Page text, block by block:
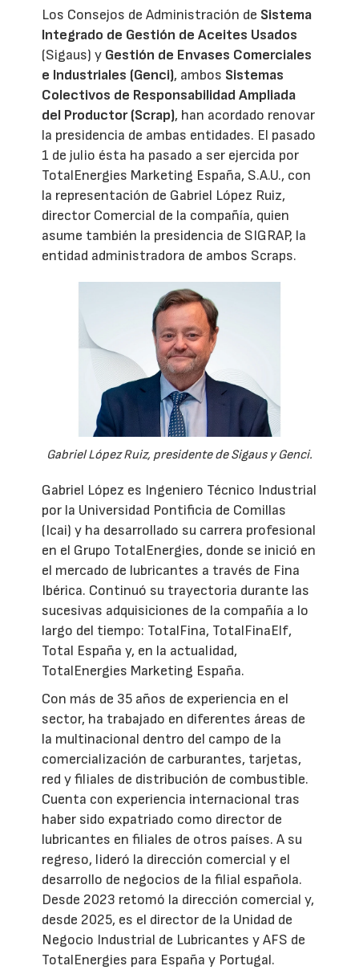
Los Consejos de Administración de Sistema
Integrado de Gestión de Aceites Usados
(Sigaus) y Gestión de Envases Comerciales
e Industriales (Genci), ambos Sistemas
Colectivos de Responsabilidad Ampliada
del Productor (Scrap), han acordado renovar
la presidencia de ambas entidades. El pasado
1 de julio ésta ha pasado a ser ejercida por
TotalEnergies Marketing España, S.A.U., con
la representación de Gabriel López Ruiz,
director Comercial de la compañía, quien
asume también la presidencia de SIGRAP, la
entidad administradora de ambos Scraps.
Gabriel López Ruiz, presidente de Sigaus y Genci.
Gabriel López es Ingeniero Técnico Industrial
por la Universidad Pontificia de Comillas
(Icai) y ha desarrollado su carrera profesional
en el Grupo TotalEnergies, donde se inició en
el mercado de lubricantes a través de Fina
Ibérica. Continuó su trayectoria durante las
sucesivas adquisiciones de la compañía a lo
largo del tiempo: TotalFina, TotalFinaElf,
Total España y, en la actualidad,
TotalEnergies Marketing España.
Con más de 35 años de experiencia en el
sector, ha trabajado en diferentes áreas de
la multinacional dentro del campo de la
comercialización de carburantes, tarjetas,
red y filiales de distribución de combustible.
Cuenta con experiencia internacional tras
haber sido expatriado como director de
lubricantes en filiales de otros países. A su
regreso, lideró la dirección comercial y el
desarrollo de negocios de la filial española.
Desde 2023 retomó la dirección comercial y,
desde 2025, es el director de la Unidad de
Negocio Industrial de Lubricantes y AFS de
TotalEnergies para España y Portugal.